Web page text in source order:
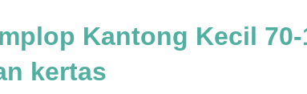
Kantong Kecil 70-
kertas